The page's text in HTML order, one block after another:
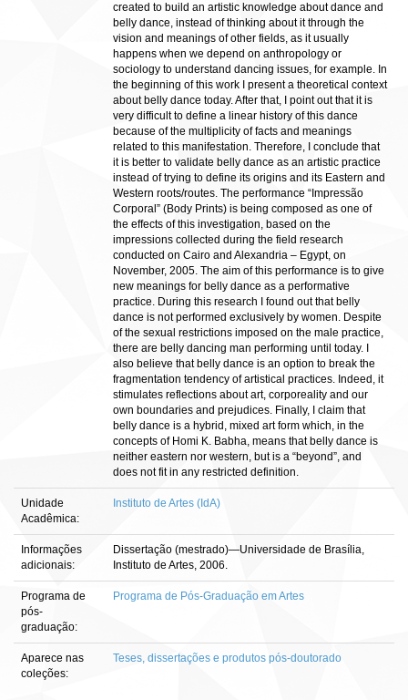
created to build an artistic knowledge about dance and
belly dance, instead of thinking about it through the
vision and meanings of other fields, as it usually
happens when we depend on anthropology or
sociology to understand dancing issues, for example. In
the beginning of this work I present a theoretical context
about belly dance today. After that, I point out that it is
very difficult to define a linear history of this dance
because of the multiplicity of facts and meanings
related to this manifestation. Therefore, I conclude that
it is better to validate belly dance as an artistic practice
instead of trying to define its origins and its Eastern and
Western roots/routes. The performance “Impressão
Corporal” (Body Prints) is being composed as one of
the effects of this investigation, based on the
impressions collected during the field research
conducted on Cairo and Alexandria – Egypt, on
November, 2005. The aim of this performance is to give
new meanings for belly dance as a performative
practice. During this research I found out that belly
dance is not performed exclusively by women. Despite
of the sexual restrictions imposed on the male practice,
there are belly dancing man performing until today. I
also believe that belly dance is an option to break the
fragmentation tendency of artistical practices. Indeed, it
stimulates reflections about art, corporeality and our
own boundaries and prejudices. Finally, I claim that
belly dance is a hybrid, mixed art form which, in the
concepts of Homi K. Babha, means that belly dance is
neither eastern nor western, but is a “beyond”, and
does not fit in any restricted definition.
Unidade
Acadêmica:
Instituto de Artes (IdA)
Informações
adicionais:
Dissertação (mestrado)—Universidade de Brasília,
Instituto de Artes, 2006.
Programa de
pós-
graduação:
Programa de Pós-Graduação em Artes
Aparece nas
coleções:
Teses, dissertações e produtos pós-doutorado